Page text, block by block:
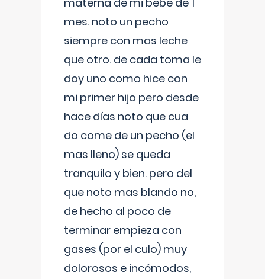
mes. noto un pecho
siempre con mas leche
que otro. de cada toma le
doy uno como hice con
mi primer hijo pero desde
hace días noto que cua
do come de un pecho (el
mas lleno) se queda
tranquilo y bien. pero del
que noto mas blando no,
de hecho al poco de
terminar empieza con
gases (por el culo) muy
dolorosos e incómodos,